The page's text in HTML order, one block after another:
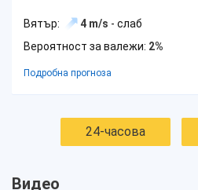
Вятър: 4 m/s - слаб
Вероятност за валежи: 2%
Подробна прогноза
24-часова
Видео